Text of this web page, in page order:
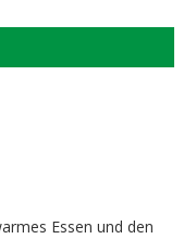
Essen und den